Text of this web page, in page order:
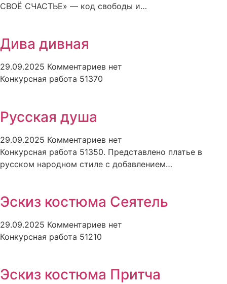
СВОЁ СЧАСТЬЕ» — код свободы и…
Дива дивная
29.09.2025 Комментариев нет
Конкурсная работа 51370
Русская душа
29.09.2025 Комментариев нет
Конкурсная работа 51350. Представлено платье в
русском народном стиле с добавлением…
Эскиз костюма Сеятель
29.09.2025 Комментариев нет
Конкурсная работа 51210
Эскиз костюма Притча